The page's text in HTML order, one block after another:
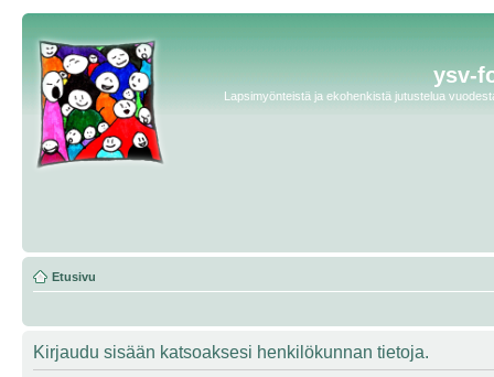
ysv-
Lapsimyönteistä ja ekohenkistä jutustelua
Etusivu
Kirjaudu sisään katsoaksesi henkilökunnan tietoja.